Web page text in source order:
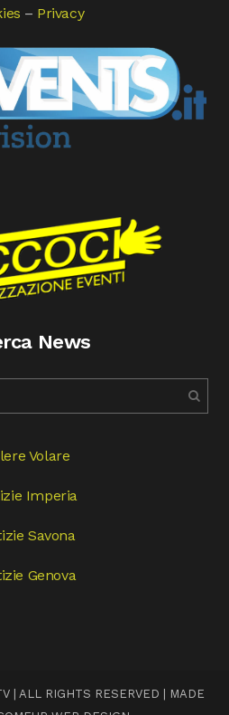
– Privacy
News
Volare
Imperia
Savona
Genova
| ALL RIGHTS RESERVED | MADE